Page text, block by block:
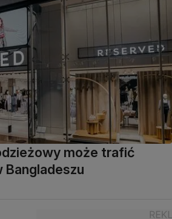
może trafić
Bangladeszu